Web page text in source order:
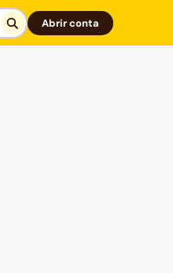
Abrir conta